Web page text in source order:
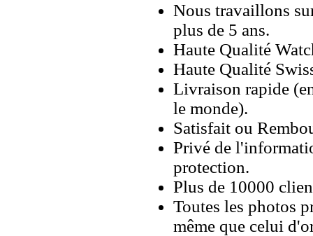
Nous travaillons
plus de 5 ans.
Haute Qualité
Haute Qualité
Livraison rapide
le monde).
Satisfait ou
Privé de
protection.
Plus de 10000
Toutes les photos
même que celui